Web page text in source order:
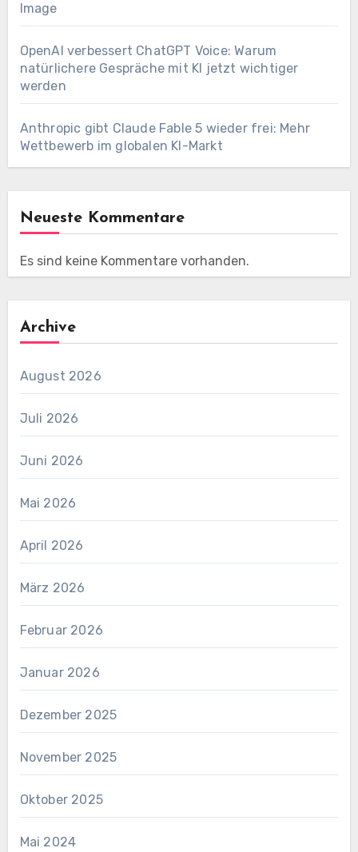
Image
OpenAI verbessert ChatGPT Voice: Warum
natürlichere Gespräche mit KI jetzt wichtiger
werden
Anthropic gibt Claude Fable 5 wieder frei: Mehr
Wettbewerb im globalen KI-Markt
Neueste Kommentare
Es sind keine Kommentare vorhanden.
Archive
August 2026
Juli 2026
Juni 2026
Mai 2026
April 2026
März 2026
Februar 2026
Januar 2026
Dezember 2025
November 2025
Oktober 2025
Mai 2024